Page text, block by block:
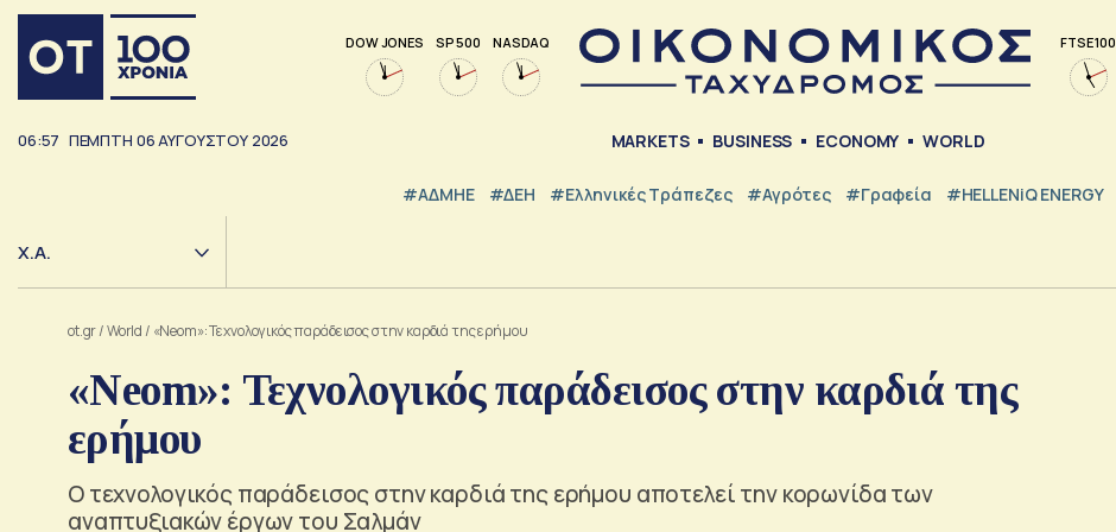
DOW JONES SP 500 NASDAQ FTSE 100
06:57 ΠΕΜΠΤΗ 06ΑΥΓΟΥΣΤΟΥ 2026 MARKETS BUSINESS ECONOMY WORLD
#ΑΔΜΗΕ #ΔΕΗ #ελληνικές Τράπεζες #Αγρότες #Γραφεία #HELLENiQ ENERGY
Χ.Α.
ot.gr/World / «Neom»: Τεχνολογικός παράδεισος στην καρδιά της ερήμου
«Neom»: Τεχνολογικός παράδεισος στην καρδιά της
ερήμου
Ο τεχνολογικός παράδεισος στην καρδιά της ερήμου αποτελεί την κορωνίδα των
αναπτυξιακών έργων του Σαλμάν